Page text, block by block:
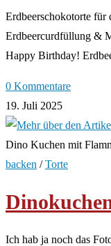
Erdbeerschokotorte für
Erdbeercurdfüllung &
Happy Birthday!
0 Kommentare
19. Juli 2025
Dino Kuchen mit
backen /Torte
Ich hab ja noch das